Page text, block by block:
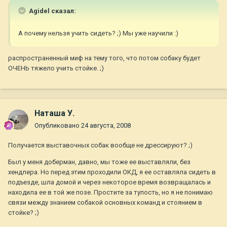
Agidel сказал:
А почему нельзя учить сидеть? ;) Мы уже научили :)
распространенный миф на тему того, что потом собаку будет
ОЧЕНЬ тяжело учить стойке. ;)
Наташа У.
Опубликовано 24 августа, 2008
Получается выставочных собак вообще не дрессируют? ;)
Был у меня доберман, давно, мы тоже ее выставляли, без
хендлера. Но перед этим проходили ОКД, я ее оставляла сидеть в
подъезде, шла домой и через некоторое время возвращалась и
находила ее в той же позе. Простите за тупость, но я не понимаю
связи между знанием собакой основных команд и стоянием в
стойке? ;)